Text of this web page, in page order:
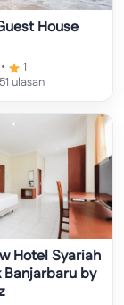
House
1
ulasan
Hotel Syariah
Banjarbaru by